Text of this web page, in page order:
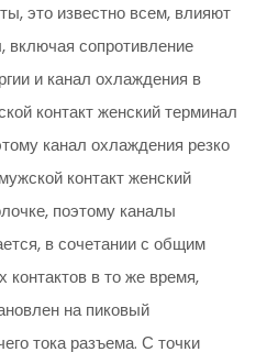
это известно всем, влияют
включая сопротивление
и канал охлаждения в
контакт женский терминал
канал охлаждения резко
контакт женский
поэтому каналы
в сочетании с общим
контактов в то же время,
на пиковый
тока разъема. С точки